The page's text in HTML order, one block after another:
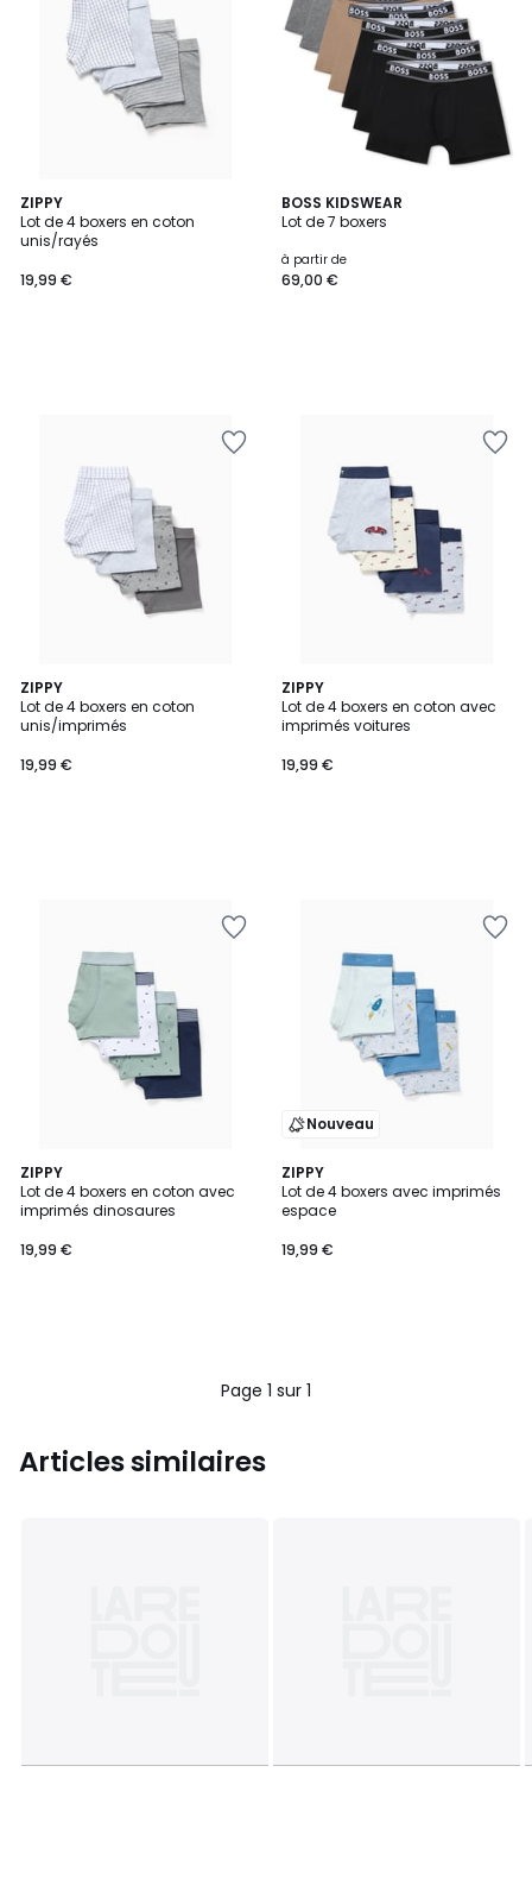
ZIPPY
Lot de 4 boxers en coton
unis/rayés
19,99 €
BOSS KIDSWEAR
Lot de 7 boxers
à partir de
69,00 €
ZIPPY
Lot de 4 boxers en coton
unis/imprimés
19,99 €
ZIPPY
Lot de 4 boxers en coton avec
imprimés voitures
19,99 €
ZIPPY
Lot de 4 boxers en coton avec
imprimés dinosaures
19,99 €
Nouveau
ZIPPY
Lot de 4 boxers avec imprimés
espace
19,99 €
Page 1 sur 1
Articles similaires